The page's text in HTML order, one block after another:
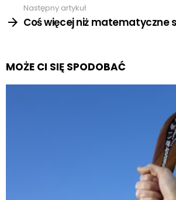
Następny artykuł
Coś więcej niż matematyczne
MOŻE CI SIĘ SPODOBAĆ